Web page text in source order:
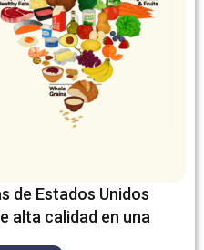
de Estados Unidos
alta calidad en una